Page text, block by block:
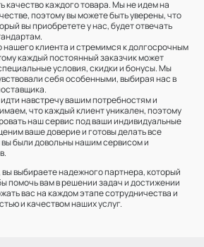
качество каждого товара. Мы не идем на
поэтому вы можете быть уверены, что
вы приобретете у нас, будет отвечать
клиента и стремимся к долгосрочным
каждый постоянный заказчик может
условия, скидки и бонусы. Мы
себя особенными, выбирая нас в
навстречу вашим потребностям и
что каждый клиент уникален, поэтому
наш сервис под ваши индивидуальные
ваше доверие и готовы делать все
были довольны нашим сервисом и
выбираете надежного партнера, который
помочь вам в решении задач и достижении
вас на каждом этапе сотрудничества и
и качеством наших услуг.